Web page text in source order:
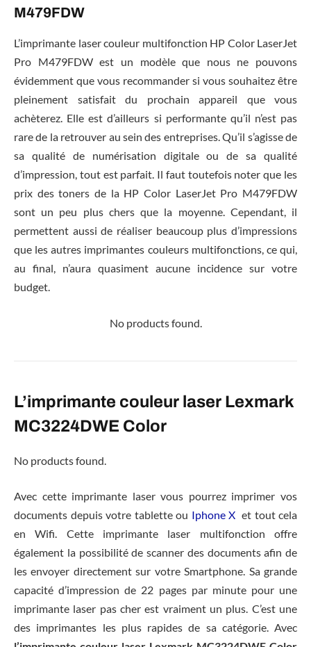
M479FDW
L’imprimante laser couleur multifonction HP Color LaserJet
Pro M479FDW est un modèle que nous ne pouvons
évidemment que vous recommander si vous souhaitez être
pleinement satisfait du prochain appareil que vous
achèterez. Elle est d’ailleurs si performante qu’il n’est pas
rare de la retrouver au sein des entreprises. Qu’il s’agisse de
sa qualité de numérisation digitale ou de sa qualité
d’impression, tout est parfait. Il faut toutefois noter que les
prix des toners de la HP Color LaserJet Pro M479FDW
sont un peu plus chers que la moyenne. Cependant, il
permettent aussi de réaliser beaucoup plus d’impressions
que les autres imprimantes couleurs multifonctions, ce qui,
au final, n’aura quasiment aucune incidence sur votre
budget.
No products found.
L’imprimante couleur laser Lexmark
MC3224DWE Color
No products found.
Avec cette imprimante laser vous pourrez imprimer vos
documents depuis votre tablette ou Iphone X et tout cela
en Wifi. Cette imprimante laser multifonction offre
également la possibilité de scanner des documents afin de
les envoyer directement sur votre Smartphone. Sa grande
capacité d’impression de 22 pages par minute pour une
imprimante laser pas cher est vraiment un plus. C’est une
des imprimantes les plus rapides de sa catégorie. Avec